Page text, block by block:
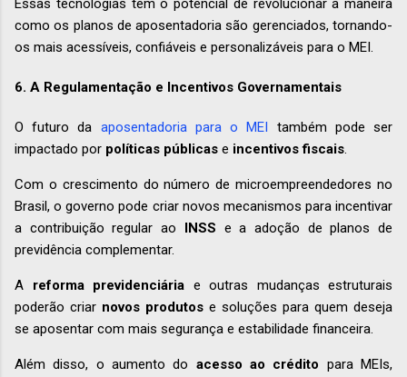
Essas tecnologias têm o potencial de revolucionar a maneira
como os planos de aposentadoria são gerenciados, tornando-
os mais acessíveis, confiáveis e personalizáveis para o MEI.
6. A Regulamentação e Incentivos Governamentais
O futuro da aposentadoria para o MEI também pode ser
impactado por políticas públicas e incentivos fiscais.
Com o crescimento do número de microempreendedores no
Brasil, o governo pode criar novos mecanismos para incentivar
a contribuição regular ao INSS e a adoção de planos de
previdência complementar.
A reforma previdenciária e outras mudanças estruturais
poderão criar novos produtos e soluções para quem deseja
se aposentar com mais segurança e estabilidade financeira.
Além disso, o aumento do acesso ao crédito para MEIs,